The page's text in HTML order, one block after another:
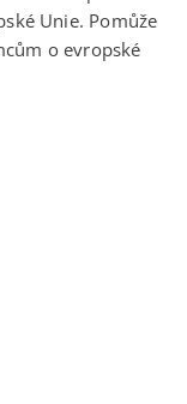
Unie. Pomůže
o evropské